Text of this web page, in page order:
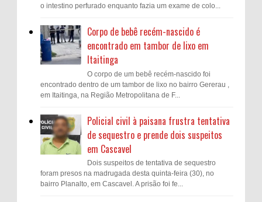
o intestino perfurado enquanto fazia um exame de colo...
Corpo de bebê recém-nascido é
encontrado em tambor de lixo em
Itaitinga
O corpo de um bebê recém-nascido foi
encontrado dentro de um tambor de lixo no bairro Gererau ,
em Itaitinga, na Região Metropolitana de F...
Policial civil à paisana frustra tentativa
de sequestro e prende dois suspeitos
em Cascavel
Dois suspeitos de tentativa de sequestro
foram presos na madrugada desta quinta-feira (30), no
bairro Planalto, em Cascavel. A prisão foi fe...